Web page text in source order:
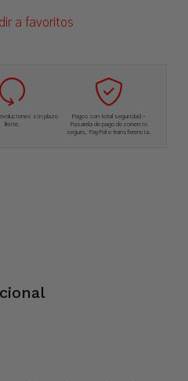
a favoritos
sin plazo
límite.
Pagos con total seguridad –
Pasarela de pago de comercio
seguro, PayPal o transferencia.